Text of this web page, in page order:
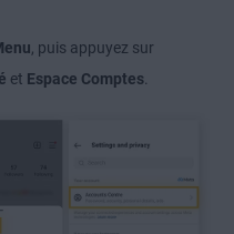
, puis appuyez sur
et Espace Comptes